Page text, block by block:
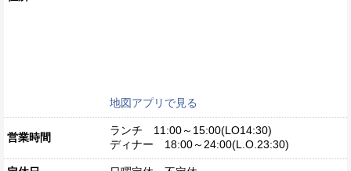
地図アプリで見る
営業時間
ランチ 11:00～15:00(LO14:30)
ディナー 18:00～24:00(L.O.23:30)